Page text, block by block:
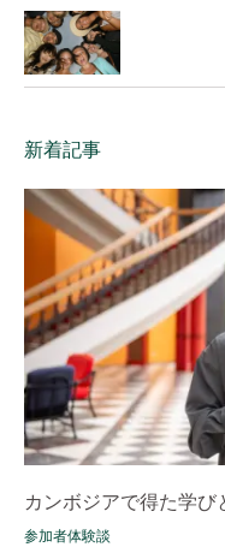
新着記事
カンボジアで得た学び
参加者体験談